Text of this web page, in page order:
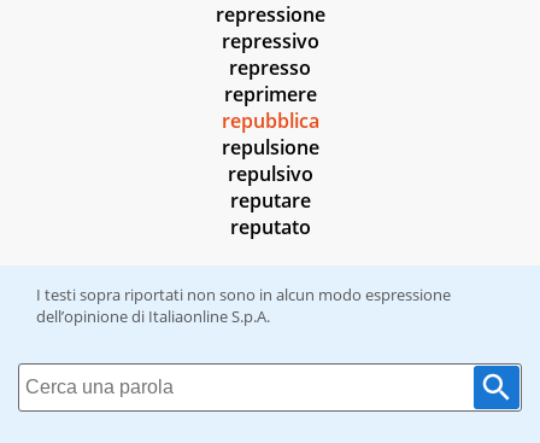
repressione
repressivo
represso
reprimere
repubblica
repulsione
repulsivo
reputare
reputato
I testi sopra riportati non sono in alcun modo espressione
dell’opinione di Italiaonline S.p.A.